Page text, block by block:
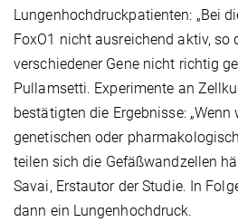
Lungenhochdruckpatienten: „Bei
FoxO1 nicht ausreichend aktiv, so
verschiedener Gene nicht richtig
Pullamsetti. Experimente an
bestätigten die Ergebnisse:
genetischen oder
teilen sich die Gefäßwandzellen
Savai, Erstautor der Studie. In
dann ein Lungenhochdruck.